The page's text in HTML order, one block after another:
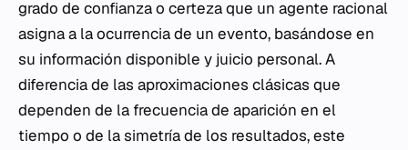
grado de confianza o certeza que un agente racional
asigna a la ocurrencia de un evento, basándose en
su información disponible y juicio personal. A
diferencia de las aproximaciones clásicas que
dependen de la frecuencia de aparición en el
tiempo o de la simetría de los resultados, este